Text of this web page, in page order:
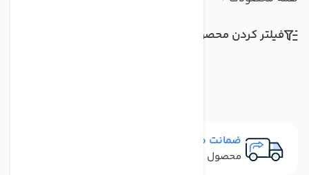
فیلتر کردن محصولات
ضمانت مرجوعی
محصول نباید آسیب دیده باشد